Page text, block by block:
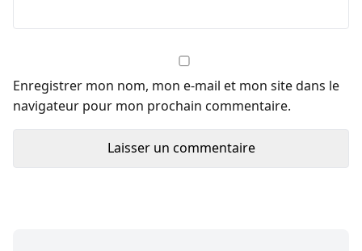
Enregistrer mon nom, mon e-mail et mon site dans le
navigateur pour mon prochain commentaire.